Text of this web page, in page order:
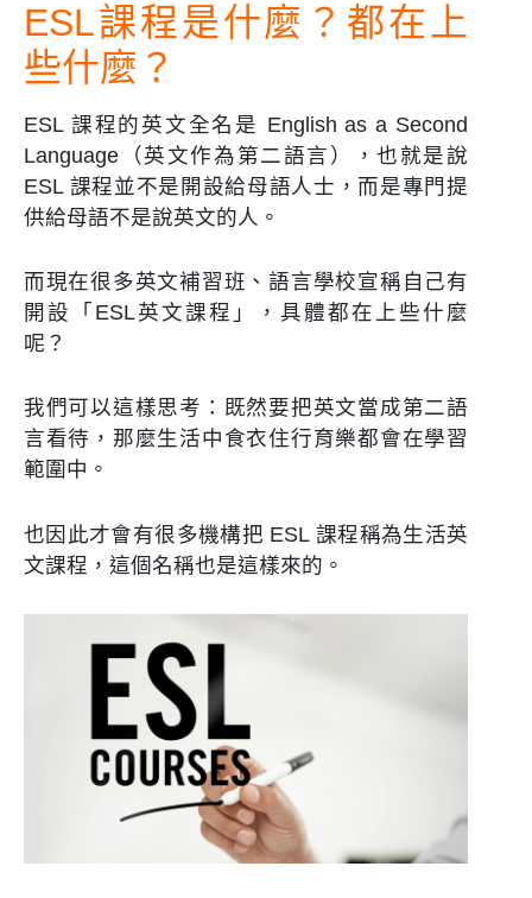
ESL課程是什麼？都在上
些什麼？
ESL 課程的英文全名是 English as a Second
Language（英文作為第二語言），也就是說
ESL 課程並不是開設給母語人士，而是專門提
供給母語不是說英文的人。
而現在很多英文補習班、語言學校宣稱自己有
開設「ESL英文課程」，具體都在上些什麼
呢？
我們可以這樣思考：既然要把英文當成第二語
言看待，那麼生活中食衣住行育樂都會在學習
範圍中。
也因此才會有很多機構把 ESL 課程稱為生活英
文課程，這個名稱也是這樣來的。